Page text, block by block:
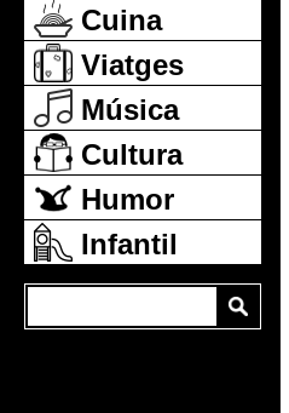
Cuina
Viatges
Música
Cultura
Humor
Infantil